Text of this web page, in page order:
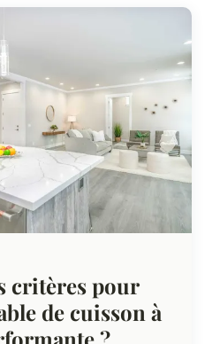
critères pour
de cuisson à